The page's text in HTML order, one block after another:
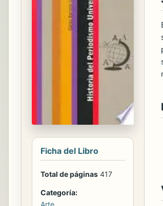
Ficha del Libro
Total de páginas 417
Categoría:
Arte